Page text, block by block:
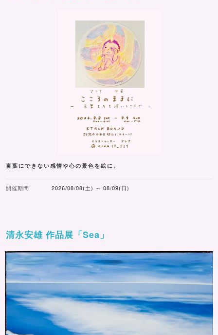
言葉にできない感情や心の景色を絵に。
開催期間 2026/08/08(土) ～ 08/09(日)
清永安雄 作品展「Sea」